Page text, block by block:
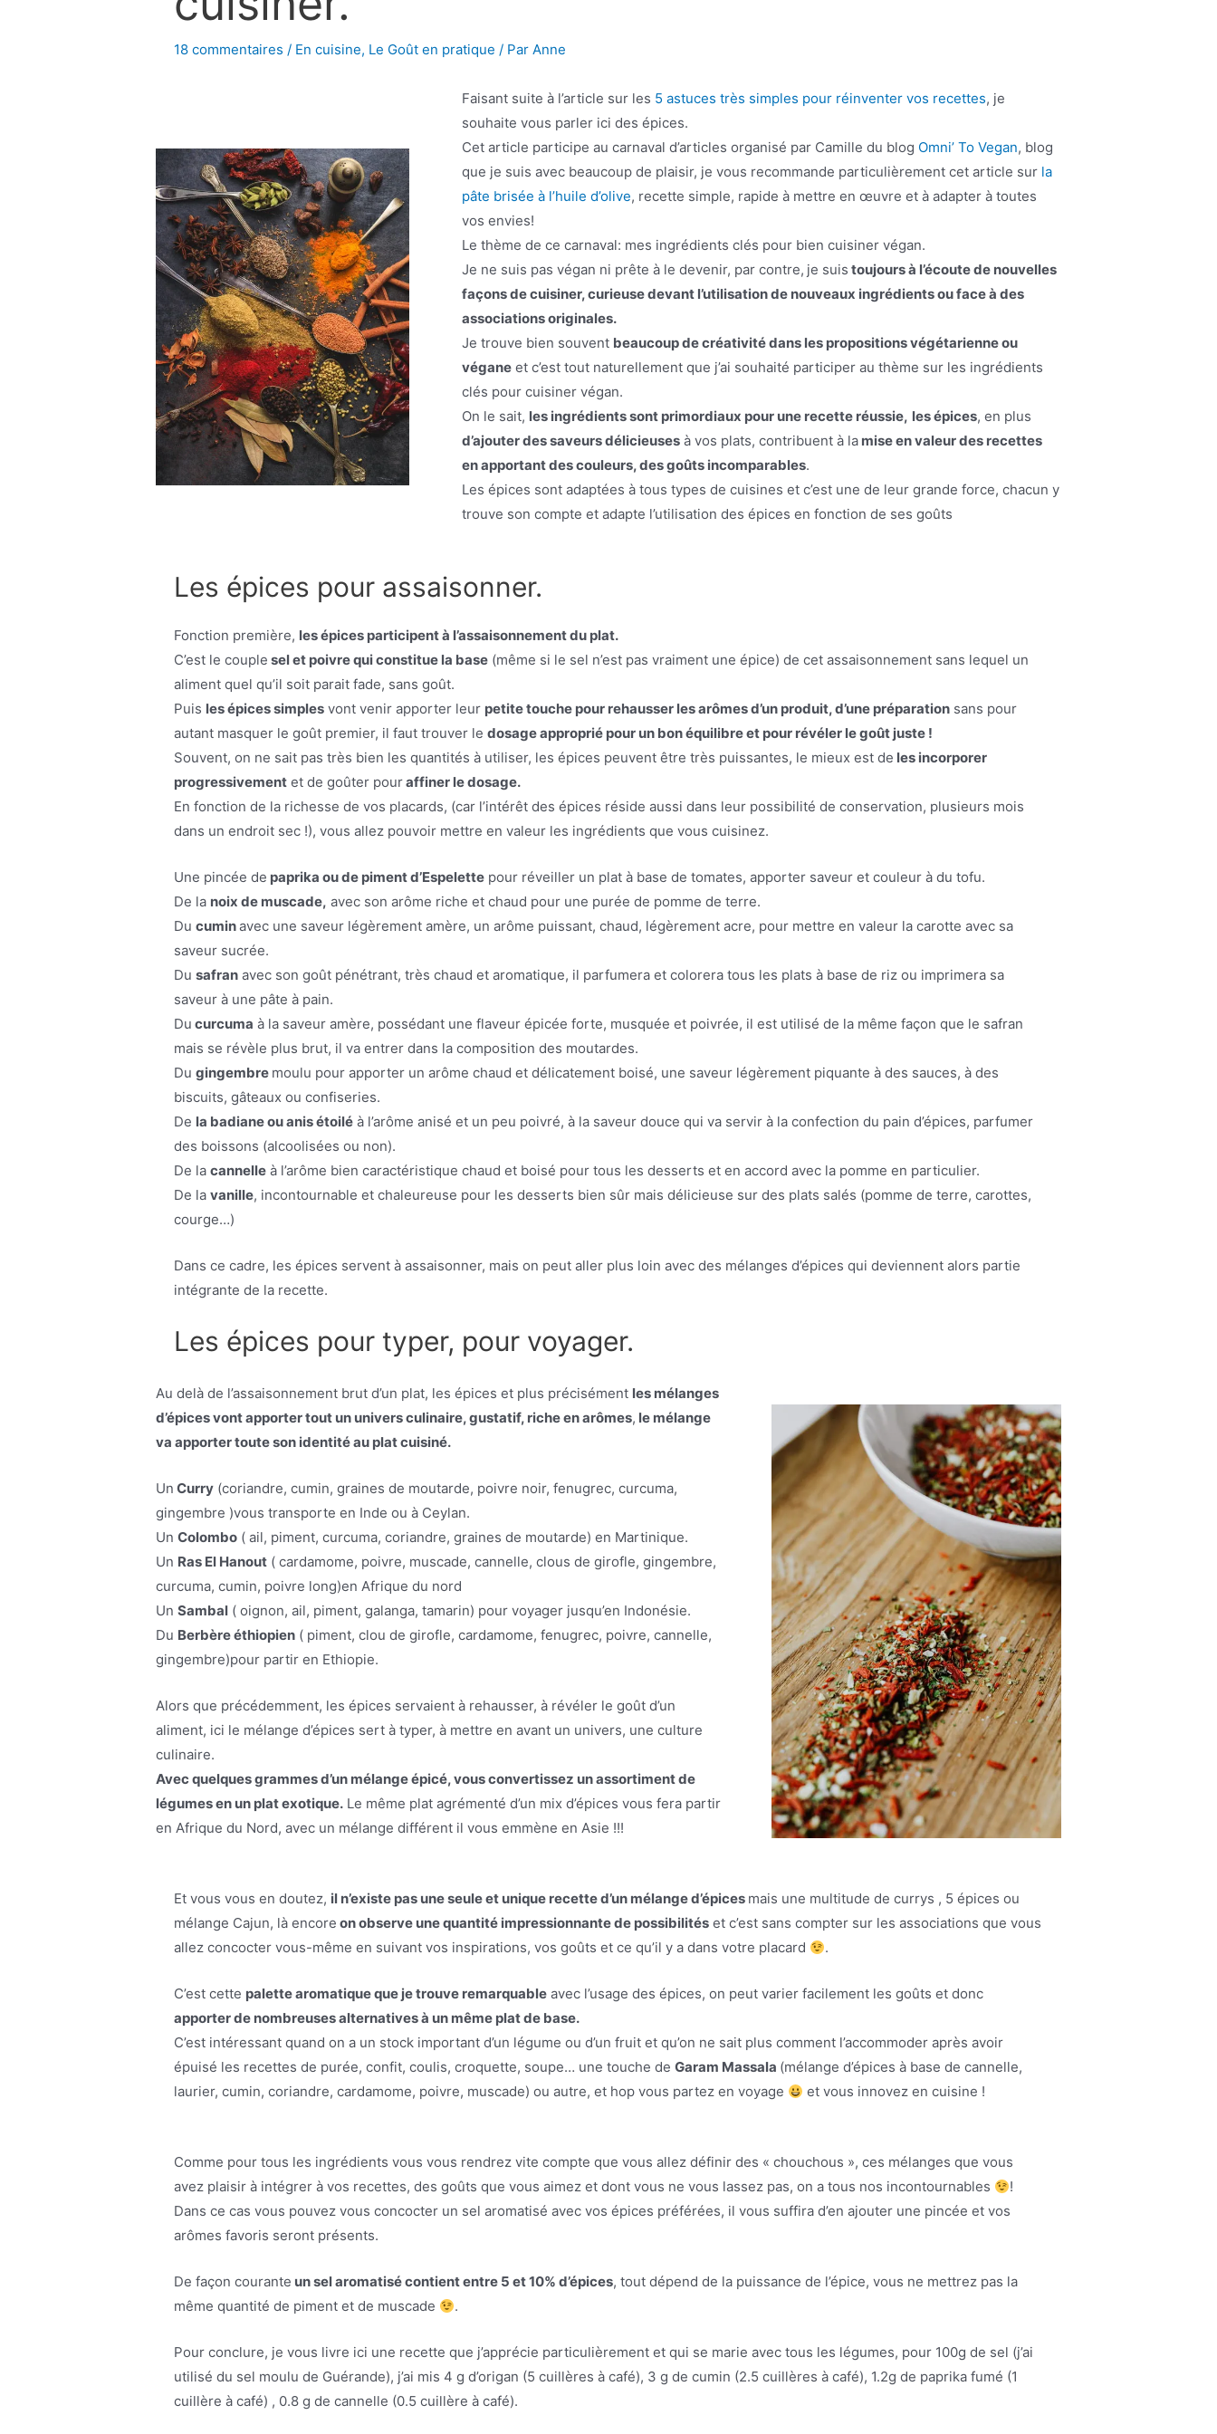
18 commentaires / En cuisine, Le Goût en pratique / ParAnne
Faisant suite à l’article sur les 5 astuces très simples pour réinventer vos recettes, je
souhaite vous parler ici des épices.
Cet article participe au carnaval d’articles organisé par Camille du blog Omni’ To Vegan, blog
que je suis avec beaucoup de plaisir, je vous recommande particulièrement cet article sur la
pâte brisée à l’huile d’olive, recette simple, rapide à mettre en œuvre et à adapter à toutes
vos envies!
Le thème de ce carnaval: mes ingrédients clés pour bien cuisiner végan.
Je ne suis pas végan ni prête à le devenir, par contre, je suis toujours à l’écoute de nouvelles
façons de cuisiner, curieuse devant l’utilisation de nouveaux ingrédients ou face à des
associations originales.
Je trouve bien souvent beaucoup de créativité dans les propositions végétarienne ou
véganeet c’est tout naturellement que j’ai souhaité participer au thème sur les ingrédients
clés pour cuisiner végan.
On le sait, les ingrédients sont primordiaux pour une recette réussie, les épices, en plus
d’ajouter des saveurs délicieusesà vos plats, contribuent à lamise en valeur des recettes
en apportant des couleurs, des goûts incomparables.
Les épices sont adaptées à tous types de cuisines et c’est une de leur grande force, chacun y
trouve son compte et adapte l’utilisation des épices en fonction de ses goûts
Les épices pour assaisonner.
Fonction première, les épices participent à l’assaisonnement du plat.
C’est le couple sel et poivre qui constitue la base (même si le sel n’est pas vraiment une épice) de cet assaisonnement sans lequel un
aliment quel qu’il soit parait fade, sans goût.
Puis les épices simples vont venir apporter leur petite touche pour rehausser les arômes d’un produit, d’une préparation sans pour
autant masquer le goût premier, il faut trouver ledosage approprié pour un bon équilibre et pour révéler le goût juste !
Souvent, on ne sait pas très bien les quantités à utiliser, les épices peuvent être très puissantes, le mieux est de les incorporer
progressivement et de goûter pouraffiner le dosage.
En fonction de la richesse de vos placards, (car l’intérêt des épices réside aussi dans leur possibilité de conservation, plusieurs mois
dans un endroit sec !), vous allez pouvoir mettre en valeur les ingrédients que vous cuisinez.
Une pincée de paprika ou de piment d’Espelette pour réveiller un plat à base de tomates, apporter saveur et couleur à du tofu.
De la noix de muscade, avec son arôme riche et chaud pour une purée de pomme de terre.
Ducuminavec une saveur légèrement amère, un arôme puissant, chaud, légèrement acre, pour mettre en valeur la carotte avec sa
saveur sucrée.
Dusafran avec son goût pénétrant, très chaud et aromatique, il parfumera et colorera tous les plats à base de riz ou imprimera sa
saveur à une pâte à pain.
Du curcuma à la saveur amère, possédant une flaveur épicée forte, musquée et poivrée, il est utilisé de la même façon que le safran
mais se révèle plus brut, il va entrer dans la composition des moutardes.
Dugingembre moulu pour apporter un arôme chaud et délicatement boisé, une saveur légèrement piquante à des sauces, à des
biscuits, gâteaux ou confiseries.
De la badiane ou anis étoilé à l’arôme anisé et un peu poivré, à la saveur douce qui va servir à la confection du pain d’épices, parfumer
des boissons (alcoolisées ou non).
De lacannelle à l’arôme bien caractéristique chaud et boisé pour tous les desserts et en accord avec la pomme en particulier.
De lavanille, incontournable et chaleureuse pour les desserts bien sûr mais délicieuse sur des plats salés (pomme de terre, carottes,
courge…)
Dans ce cadre, les épices servent à assaisonner, mais on peut aller plus loin avec des mélanges d’épices qui deviennent alors partie
intégrante de la recette.
Les épices pour typer, pour voyager.
Au delà de l’assaisonnement brut d’un plat, les épices et plus précisément les mélanges
d’épices vont apporter tout un univers culinaire, gustatif, riche en arômes, le mélange
va apporter toute son identité au plat cuisiné.
Un Curry (coriandre, cumin, graines de moutarde, poivre noir, fenugrec, curcuma,
gingembre )vous transporte en Inde ou à Ceylan.
UnColombo ( ail, piment, curcuma, coriandre, graines de moutarde) en Martinique.
Un Ras El Hanout ( cardamome, poivre, muscade, cannelle, clous de girofle, gingembre,
curcuma, cumin, poivre long)en Afrique du nord
UnSambal ( oignon, ail, piment, galanga, tamarin) pour voyager jusqu’en Indonésie.
Du Berbère éthiopien ( piment, clou de girofle, cardamome, fenugrec, poivre, cannelle,
gingembre)pour partir en Ethiopie.
Alors que précédemment, les épices servaient à rehausser, à révéler le goût d’un
aliment, ici le mélange d’épices sert à typer, à mettre en avant un univers, une culture
culinaire.
Avec quelques grammes d’un mélange épicé, vous convertissez un assortiment de
légumes en un plat exotique. Le même plat agrémenté d’un mix d’épices vous fera partir
en Afrique du Nord, avec un mélange différent il vous emmène en Asie !!!
Et vous vous en doutez, il n’existe pas une seule et unique recette d’un mélange d’épices mais une multitude de currys , 5 épices ou
mélange Cajun, là encore on observe une quantité impressionnante de possibilités et c’est sans compter sur les associations que vous
allez concocter vous-même en suivant vos inspirations, vos goûts et ce qu’il y a dans votre placard
.
C’est cette palette aromatique que je trouve remarquable avec l’usage des épices, on peut varier facilement les goûts et donc
apporter de nombreuses alternatives à un même plat de base.
C’est intéressant quand on a un stock important d’un légume ou d’un fruit et qu’on ne sait plus comment l’accommoder après avoir
épuisé les recettes de purée, confit, coulis, croquette, soupe… une touche deGaram Massala (mélange d’épices à base de cannelle,
laurier, cumin, coriandre, cardamome, poivre, muscade) ou autre, et hop vous partez en voyage
et vous innovez en cuisine !
Comme pour tous les ingrédients vous vous rendrez vite compte que vous allez définir des « chouchous », ces mélanges que vous
avez plaisir à intégrer à vos recettes, des goûts que vous aimez et dont vous ne vous lassez pas, on a tous nos incontournables
!
Dans ce cas vous pouvez vous concocter un sel aromatisé avec vos épices préférées, il vous suffira d’en ajouter une pincée et vos
arômes favoris seront présents.
De façon courante un sel aromatisé contient entre 5 et 10% d’épices, tout dépend de la puissance de l’épice, vous ne mettrez pas la
même quantité de piment et de muscade
.
Pour conclure, je vous livre ici une recette que j’apprécie particulièrement et qui se marie avec tous les légumes, pour 100g de sel (j’ai
utilisé du sel moulu de Guérande), j’ai mis 4 g d’origan (5 cuillères à café), 3 g de cumin (2.5 cuillères à café), 1.2g de paprika fumé (1
cuillère à café) , 0.8 g de cannelle (0.5 cuillère à café).